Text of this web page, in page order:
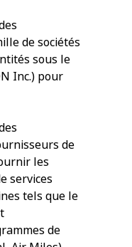
de sociétés
sous le
Inc.) pour
de
les
services
tels que le
de